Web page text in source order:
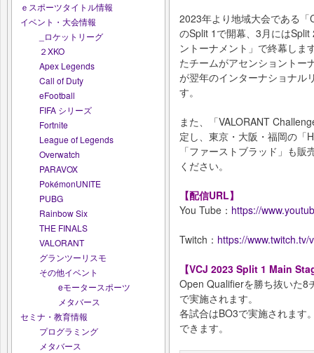
ｅスポーツタイトル情報
イベント・大会情報
_ロケットリーグ
２XKO
Apex Legends
Call of Duty
eFootball
FIFA シリーズ
Fortnite
League of Legends
Overwatch
PARAVOX
PokémonUNITE
PUBG
Rainbow Six
THE FINALS
VALORANT
グランツーリスモ
その他イベント
eモータースポーツ
メタバース
セミナ・教育情報
プログラミング
メタバース
2023年より地域大会である
のSplit 1で開幕、3月には
ントーナメント」で終幕しま
たチームがアセンショントー
が翌年のインターナショナル
す。
また、「VALORANT
定し、東京・大阪・福岡の「
「ファーストブラッド」も
ください。
【配信URL】
You Tube： https://
Twitch： https://www.twitch.tv/
【VCJ 2023 Split 1 Main
Open Qualifierを勝ち抜いた8
で実施されます。
各試合はBO3で実施されます
できます。